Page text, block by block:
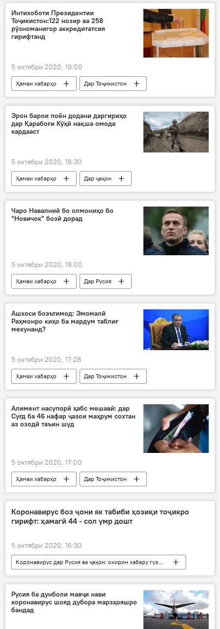
Тандурустӣ
Интихоботи Президентии
Тоҷикистон:122 нозир ва 258
рӯзноманигор аккредитатсия
гирифтанд
5 октябри 2020, 19:00
Ҳамаи хабарҳо
Дар Тоҷикистон
Сиёсат
интихобот
президентӣ
нозир
Эрон барои поён додани даргириҳо
дар Қарабоғи Кӯҳӣ нақша омода
кардааст
5 октябри 2020, 18:30
Ҳамаи хабарҳо
Дар ҷаҳон
Осиёи Марказӣ
Эрон
нақша
Озарбойҷон
Арманистон
ҷанг
поён
Чаро Навалний бо олмониҳо бо
“Новичок” бозӣ дорад
5 октябри 2020, 18:00
Ҳамаи хабарҳо
Дар Русия
Дар ҷаҳон
достон
Олмон
бозӣ
Меркел заҳролудшавӣ
Ашхоси боэътимод: Эмомалӣ
Раҳмонро киҳо ба мардум таблиғ
мекунанд?
5 октябри 2020, 17:28
Ҳамаи хабарҳо
Дар Тоҷикистон
Сиёсат
Эмомалӣ Раҳмон
президентӣ таблиғ
Алимент насупорӣ ҳабс мешавӣ: дар
Суғд ба 46 нафар ҷазои маҳрум сохтан
аз озодӣ таъин шуд
5 октябри 2020, 17:00
Ҳамаи хабарҳо
Дар Тоҷикистон
Иҷтимоъ
Суғд
Коронавирус боз ҷони як табиби ҳозиқи тоҷикро
гирифт: ҳамагӣ 44 - сол умр дошт
5 октябри 2020, 16:30
Коронавирус дар Русия ва ҷаҳон: охирин хабару гузоришҳо
Ҳамаи хабарҳо
Дар Тоҷикистон
Тандурустӣ
даргузашт
Русия ба дунболи мавҷи нави
коронавирус шояд дубора марзҳояшро
бандад